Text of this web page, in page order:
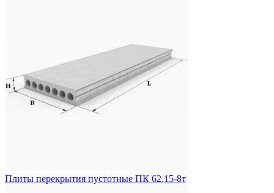
Плиты перекрытия пустотные ПК 62.15-8т